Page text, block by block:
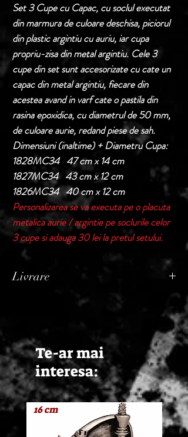
Set 3 Cupe cu Capac, cu soclul executat
din marmura de culoare deschisa, piciorul
din plastic argintiu cu auriu, iar cupa
propriu-zisa din metal argintiu. Cele 3
cupe din set sunt accesorizate cu cate un
capac din metal argintiu, fiecare din
acestea avand in varf cate o pastila din
rasina epoxidica, cu diametrul de 50 mm,
de culoare aurie, redand piese de sah.
Dimensiuni (inaltime) + Diametru Cupa:
1828MC34 47 cm x 14 cm
1827MC34 43 cm x 12 cm
1826MC34 40 cm x 12 cm
Personalizarea se va executa pe o placuta
metalica aurie / argintie pe soclurile celor
3 cupe si adauga 30 lei la pretul setului.
Livrare
Termen de livrare: 1 - 2 zile lucratoare, din
momentul confirmarii comenzii de catre
Te-ar mai
interesa:
16 cm